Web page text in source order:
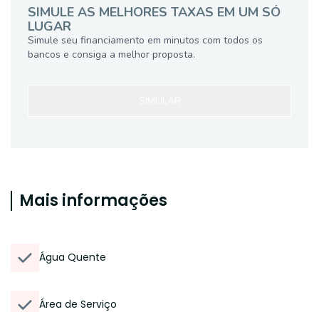
SIMULE AS MELHORES TAXAS EM UM SÓ
LUGAR
Simule seu financiamento em minutos com todos os
bancos e consiga a melhor proposta.
Mais informações
Água Quente
Área de Serviço